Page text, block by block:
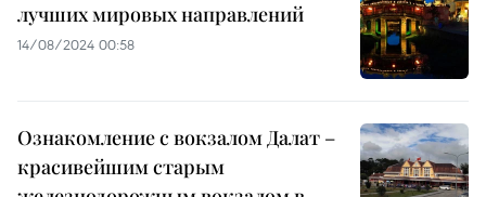
лучших мировых направлений
14/08/2024 00:58
Ознакомление с вокзалом Далат –
красивейшим старым